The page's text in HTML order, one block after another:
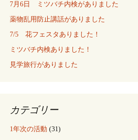
7月6日 ミツバチ内検がありました
薬物乱用防止講話がありました
7/5 花フェスタありました！
ミツバチ内検ありました！
見学旅行がありました
カテゴリー
1年次の活動 (31)